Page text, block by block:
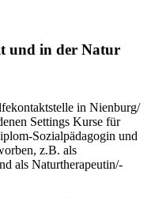
und in der Natur
in Nienburg/
Settings Kurse für
Sozialpädagogin und
z.B. als
als Naturtherapeutin/-